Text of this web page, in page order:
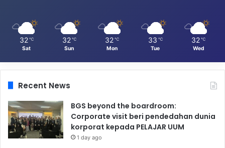
32 ℃
Sat
32 ℃
Sun
32 ℃
Mon
33 ℃
Tue
32 ℃
Wed
Recent News
BGS beyond the boardroom:
Corporate visit beri pendedahan dunia
korporat kepada PELAJAR UUM
1 day ago